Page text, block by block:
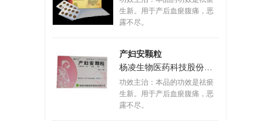
生新。用于产后血瘀腹痛，恶
露不尽。
产妇安颗粒
杨凌生物医药科技股份有限公司
功效主治：本品的功效是祛瘀
生新。用于产后血瘀腹痛，恶
露不尽。